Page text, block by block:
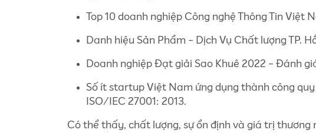
Top 10 doanh nghiệp Công nghệ Thông Tin Việt
Danh hiệu Sản Phẩm - Dịch Vụ Chất lượng TP.
Doanh nghiệp Đạt giải Sao Khuê 2022 - Đánh
Số ít startup Việt Nam ứng dụng thành công
ISO/IEC 27001: 2013.
Có thể thấy, chất lượng, sự ổn định và giá trị thương